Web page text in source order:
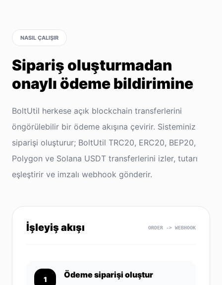
NASIL ÇALIŞIR
Sipariş oluşturmadan
onaylı ödeme bildirimine
BoltUtil herkese açık blockchain transferlerini
öngörülebilir bir ödeme akışına çevirir. Sisteminiz
siparişi oluşturur; BoltUtil TRC20, ERC20, BEP20,
Polygon ve Solana USDT transferlerini izler, tutarı
eşleştirir ve imzalı webhook gönderir.
İşleyiş akışı ORDER -> WEBHOOK
1 Ödeme siparişi oluştur